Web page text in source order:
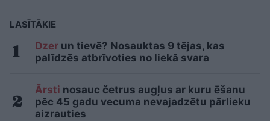
LASĪTĀKIE
Dzer un tievē? Nosauktas 9 tējas, kas
palīdzēs atbrīvoties no liekā svara
Ārsti nosauc četrus augļus ar kuru ēšanu
pēc 45 gadu vecuma nevajadzētu pārlieku
aizrauties